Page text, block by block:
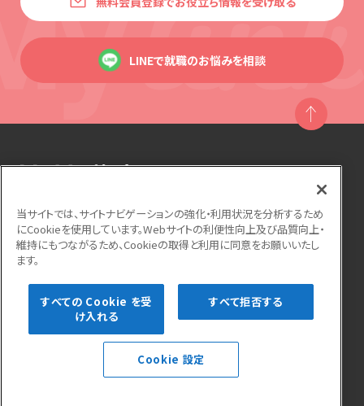
LINEで就職のお悩みを相談
運営会社 利用規約 個人情報保護方針
サイトマップ よくある質問 お問い合わせ
当サイトでは、サイトナビゲーションの強化・利用状況を分析するため
にCookieを使用しています。Webサイトの利便性向上及び品質向上・
維持にもつながるため、Cookieの取得と利用に同意をお願いいたし
ます。
すべての Cookie を受
け入れる
すべて拒否する
Cookie 設定